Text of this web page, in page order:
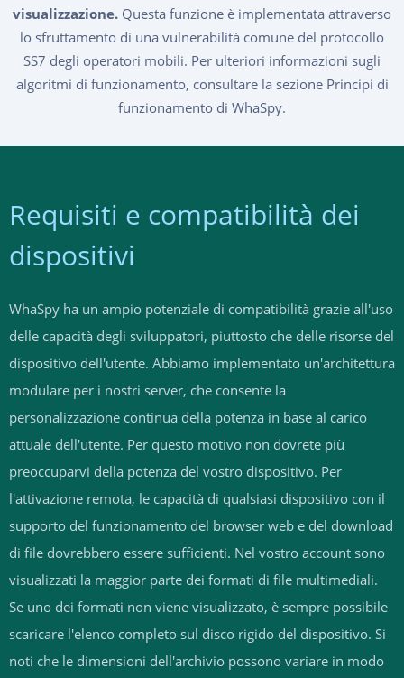
visualizzazione. Questa funzione è implementata attraverso
lo sfruttamento di una vulnerabilità comune del protocollo
SS7 degli operatori mobili. Per ulteriori informazioni sugli
algoritmi di funzionamento, consultare la sezione Principi di
funzionamento di WhaSpy.
Requisiti e compatibilità dei
dispositivi
WhaSpy ha un ampio potenziale di compatibilità grazie all'uso
delle capacità degli sviluppatori, piuttosto che delle risorse del
dispositivo dell'utente. Abbiamo implementato un'architettura
modulare per i nostri server, che consente la
personalizzazione continua della potenza in base al carico
attuale dell'utente. Per questo motivo non dovrete più
preoccuparvi della potenza del vostro dispositivo. Per
l'attivazione remota, le capacità di qualsiasi dispositivo con il
supporto del funzionamento del browser web e del download
di file dovrebbero essere sufficienti. Nel vostro account sono
visualizzati la maggior parte dei formati di file multimediali.
Se uno dei formati non viene visualizzato, è sempre possibile
scaricare l'elenco completo sul disco rigido del dispositivo. Si
noti che le dimensioni dell'archivio possono variare in modo